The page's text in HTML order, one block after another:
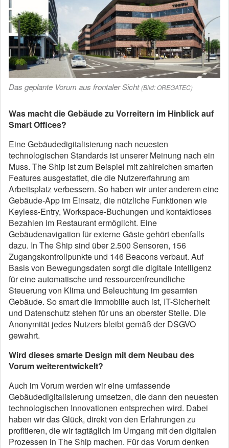
Das geplante Vorum aus frontaler Sicht (Bild: OREGATEC)
Was macht die Gebäude zu Vorreitern im Hinblick auf
Smart Offices?
Eine Gebäudedigitalisierung nach neuesten
technologischen Standards ist unserer Meinung nach ein
Muss. The Ship ist zum Beispiel mit zahlreichen smarten
Features ausgestattet, die die Nutzererfahrung am
Arbeitsplatz verbessern. So haben wir unter anderem eine
Gebäude-App im Einsatz, die nützliche Funktionen wie
Keyless-Entry, Workspace-Buchungen und kontaktloses
Bezahlen im Restaurant ermöglicht. Eine
Gebäudenavigation für externe Gäste gehört ebenfalls
dazu. In The Ship sind über 2.500 Sensoren, 156
Zugangskontrollpunkte und 146 Beacons verbaut. Auf
Basis von Bewegungsdaten sorgt die digitale Intelligenz
für eine automatische und ressourcenfreundliche
Steuerung von Klima und Beleuchtung im gesamten
Gebäude. So smart die Immobilie auch ist, IT-Sicherheit
und Datenschutz stehen für uns an oberster Stelle. Die
Anonymität jedes Nutzers bleibt gemäß der DSGVO
gewahrt.
Wird dieses smarte Design mit dem Neubau des
Vorum weiterentwickelt?
Auch im Vorum werden wir eine umfassende
Gebäudedigitalisierung umsetzen, die dann den neuesten
technologischen Innovationen entsprechen wird. Dabei
haben wir das Glück, direkt von den Erfahrungen zu
profitieren, die wir tagtäglich im Umgang mit den digitalen
Prozessen in The Ship machen. Für das Vorum denken